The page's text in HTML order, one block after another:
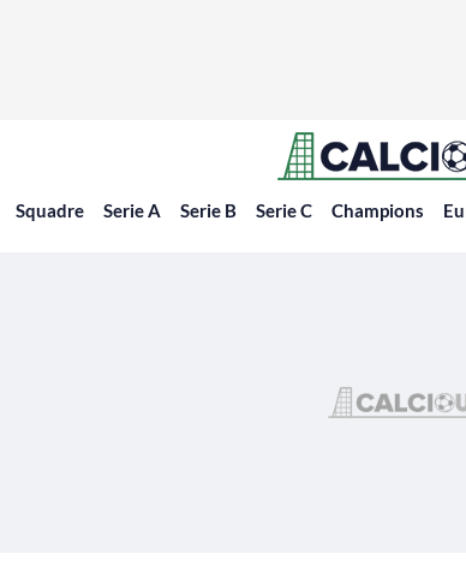
Squadre Serie A Serie B Serie C Champions